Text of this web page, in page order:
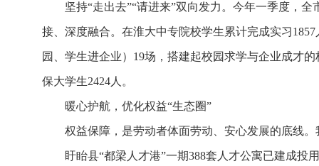
坚持“走出去”“请进来”双向发力。今年一季度，
接、深度融合。在淮大中专院校学生累计完成实习
园、学生进企业）19场，搭建起校园求学与企业成才
保大学生2424人。
暖心护航，优化权益“生态圈”
权益保障，是劳动者体面劳动、安心发展的底线
盱眙县“都梁人才港”一期388套人才公寓已建成